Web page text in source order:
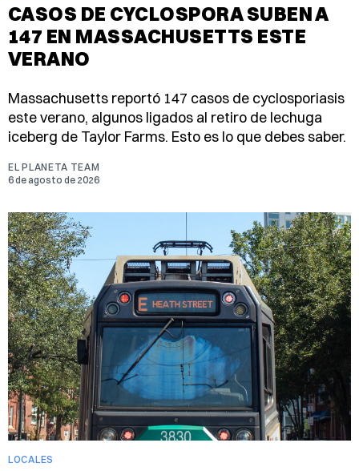
CASOS DE CYCLOSPORA SUBEN A
147 EN MASSACHUSETTS ESTE
VERANO
Massachusetts reportó 147 casos de cyclosporiasis
este verano, algunos ligados al retiro de lechuga
iceberg de Taylor Farms. Esto es lo que debes saber.
EL PLANETA TEAM
6 de agosto de 2026
LOCALES